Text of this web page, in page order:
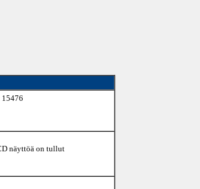
15476
näyttöä on tullut